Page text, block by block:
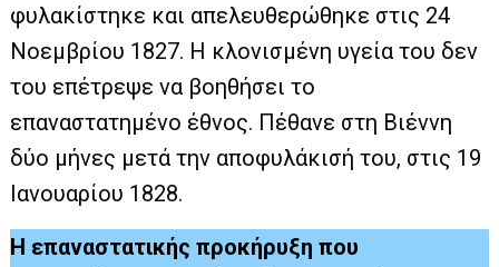
φυλακίστηκε και απελευθερώθηκε στις 24
Νοεμβρίου 1827. Η κλονισμένη υγεία του δεν
του επέτρεψε να βοηθήσει το
επαναστατημένο έθνος. Πέθανε στη Βιέννη
δύο μήνες μετά την αποφυλάκισή του, στις 19
Ιανουαρίου 1828.
Η επαναστατικής προκήρυξη που